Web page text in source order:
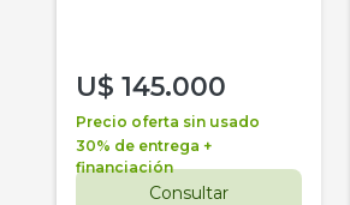
U$ 145.000
Precio oferta sin usado
30% de entrega +
financiación
Consultar